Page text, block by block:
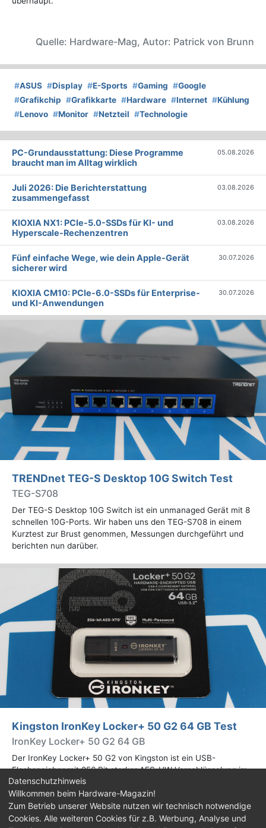
Quelle: Hardware-Mag, Autor: Patrick von Brunn
#ASUS #Display #E-Sports #Gaming #Google
#Grafikchip #Grafikkarte #Hardware #Internet #Kühlung
#Lenovo #Monitor #Netzteil #Technologie
PC-Grundausstattung: Diese Programme
braucht man im Alltag wirklich
05.08.2026
Juli 2026: Die Bericht­erstattung
zusammengefasst
03.08.2026
KIOXIA NX1: PCIe-5.0-SSDs für KI- und
Hyperscale-Rechenzentren
03.08.2026
Fünf einfache Wege, wie dein Apple-Gerät
sicherer wird
30.07.2026
KIOXIA CM10: PCIe-6.0-SSDs für Enterprise-
und KI-Anwendungen
30.07.2026
TRENDnet TEG-S Desktop 10G Switch Test
TEG-S708
Der TEG-S Desktop 10G Switch ist ein unmanaged Gerät mit 8
schnellen 10G-Ports. Wir haben uns den TEG-S708 in einem
Kurztest zur Brust genommen, Messungen durchgeführt und
berichten nun darüber.
Kingston IronKey Locker+ 50 G2 64 GB Test
IronKey Locker+ 50 G2 64 GB
Der IronKey Locker+ 50 G2 von Kingston ist ein USB-
Flashspeicher mit 256 Bit starker AES-HW-Verschlüsselung im
XTS-Modus. Wir haben das 64-GB-Modell im Praxistest
genauer begutachtet.
Datenschutzhinweis
Willkommen beim Hardware-Magazin!
Zum Betrieb unserer Website nutzen wir technisch notwendige
Cookies. Alle weiteren Cookies für z.B. Werbung, Analyse und